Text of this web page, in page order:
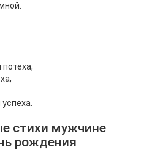
стихи мужчине
рождения